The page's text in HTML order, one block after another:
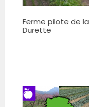
Ferme pilote de la
Durette